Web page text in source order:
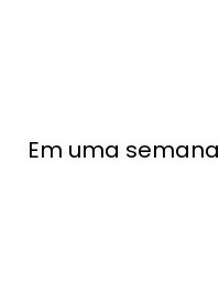
Em uma